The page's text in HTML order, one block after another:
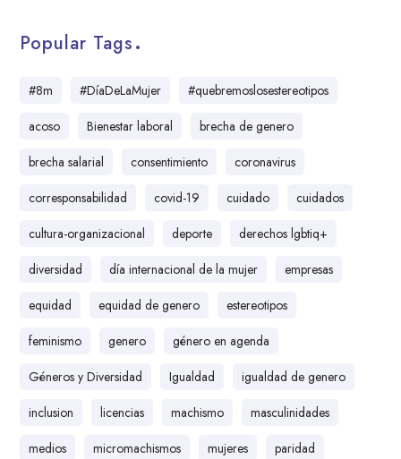
Popular Tags
#8m #DíaDeLaMujer
#quebremoslosestereotipos
acoso
Bienestar laboral
brecha de genero
brecha salarial
consentimiento
coronavirus
corresponsabilidad
covid-19 cuidado
cuidados
cultura-organizacional
deporte
derechos lgbtiq+
diversidad
día internacional de la mujer
empresas
equidad
equidad de genero
estereotipos
feminismo
genero
género en agenda
Géneros y Diversidad
Igualdad
igualdad de genero
inclusion
licencias machismo
masculinidades
medios
micromachismos mujeres
paridad